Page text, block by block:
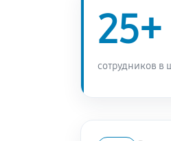
25+
сотрудников в